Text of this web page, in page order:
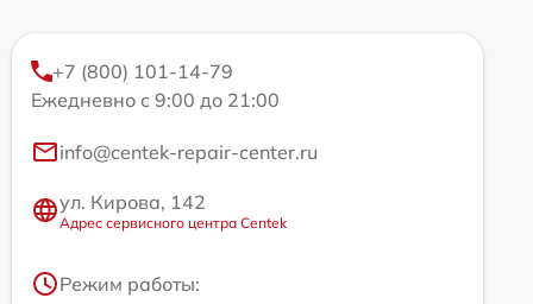
+7 (800) 101-14-79
Ежедневно с 9:00 до 21:00
info@centek-repair-center.ru
ул. Кирова, 142
Адрес сервисного центра Centek
Режим работы: